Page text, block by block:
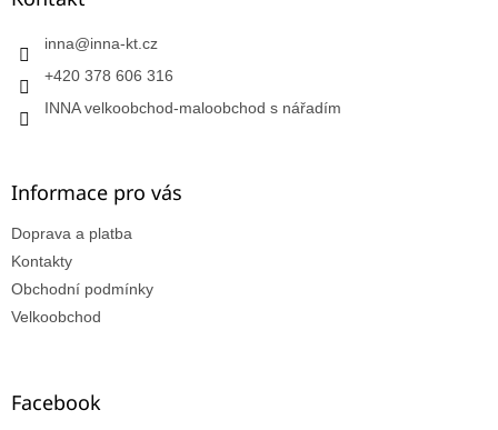
inna@inna-kt.cz
+420 378 606 316
INNA velkoobchod-maloobchod s nářadím
Informace pro vás
Doprava a platba
Kontakty
Obchodní podmínky
Velkoobchod
Facebook